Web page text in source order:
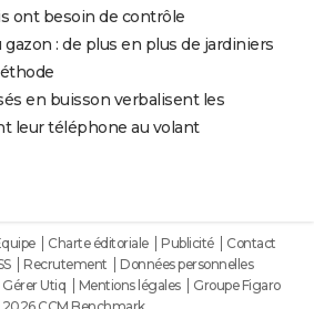
ont besoin de contrôle
gazon : de plus en plus de jardiniers
en buisson verbalisent les
leur téléphone au volant
Charte éditoriale Publicité
Contact
Recrutement
Données personnelles
Gérer Utiq Mentions légales
Groupe Figaro